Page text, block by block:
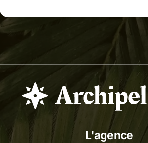
L'agence